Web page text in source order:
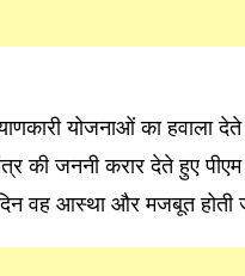
योजनाओं का हवाला
की जननी करार देते हुए पीएम
वह आस्था और मजबूत होती